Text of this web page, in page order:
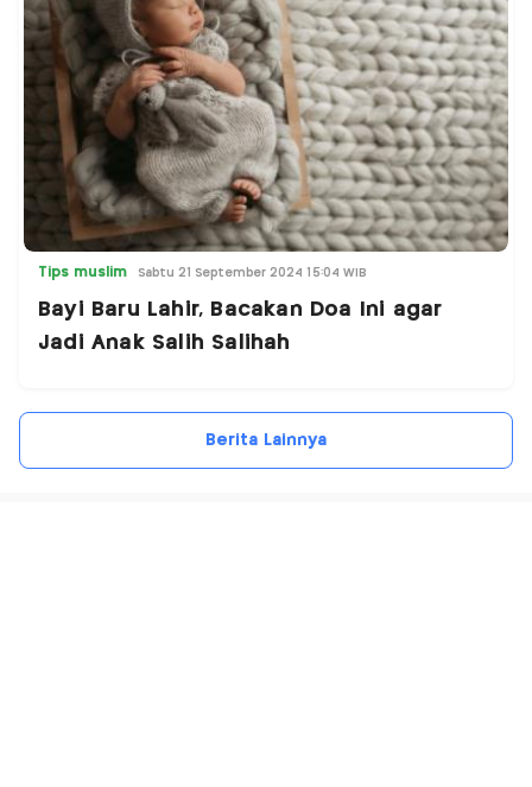
Tips muslim Sabtu 21 September 2024 15:04 WIB
Bayi Baru Lahir, Bacakan Doa Ini agar
Jadi Anak Salih Salihah
Berita Lainnya